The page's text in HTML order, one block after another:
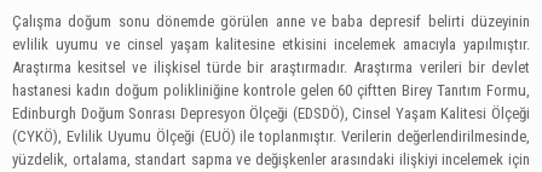
Çalışma doğum sonu dönemde görülen anne ve baba depresif belirti düzeyinin
evlilik uyumu ve cinsel yaşam kalitesine etkisini incelemek amacıyla yapılmıştır.
Araştırma kesitsel ve ilişkisel türde bir araştırmadır. Araştırma verileri bir devlet
hastanesi kadın doğum polikliniğine kontrole gelen 60 çiftten Birey Tanıtım Formu,
Edinburgh Doğum Sonrası Depresyon Ölçeği (EDSDÖ), Cinsel Yaşam Kalitesi Ölçeği
(CYKÖ), Evlilik Uyumu Ölçeği (EUÖ) ile toplanmıştır. Verilerin değerlendirilmesinde,
yüzdelik, ortalama, standart sapma ve değişkenler arasındaki ilişkiyi incelemek için